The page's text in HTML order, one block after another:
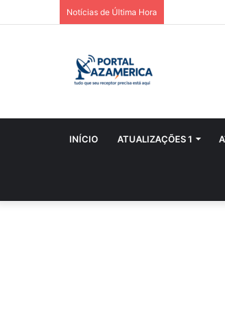
Notícias de Última Hora
INÍCIO ATUALIZAÇÕES 1